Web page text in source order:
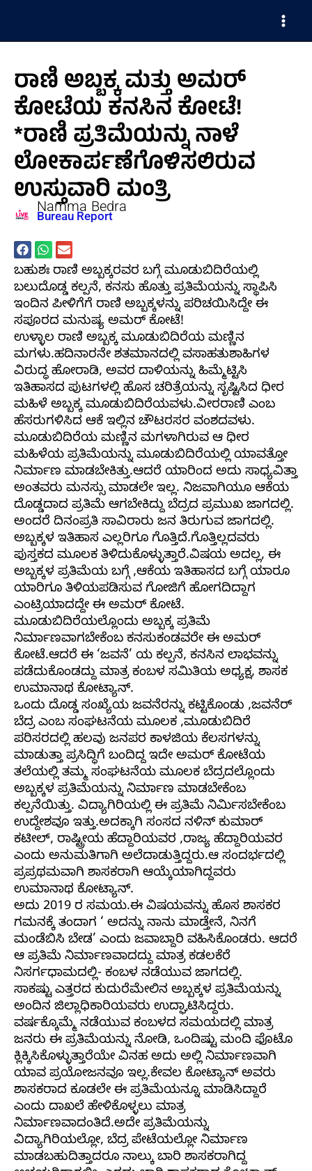
content
Main
ರಾಣಿ ಅಬ್ಬಕ್ಕ ಮತ್ತು ಅಮರ್
ಕೋಟೆಯ ಕನಸಿನ ಕೋಟೆ!
*ರಾಣಿ ಪ್ರತಿಮೆಯನ್ನು ನಾಳೆ
ಲೋಕಾರ್ಪಣೆಗೊಳಿಸಲಿರುವ
ಉಸ್ತುವಾರಿ ಮಂತ್ರಿ
Namma Bedra
Bureau Report
ಬಹುಶಃ ರಾಣಿ ಅಬ್ಬಕ್ಕರವರ ಬಗ್ಗೆ ಮೂಡುಬಿದಿರೆಯಲ್ಲಿ
ಬಲುದೊಡ್ಡ ಕಲ್ಪನೆ, ಕನಸು ಹೊತ್ತು ಪ್ರತಿಮೆಯನ್ನು ಸ್ಥಾಪಿಸಿ
ಇಂದಿನ ಪೀಳಿಗೆಗೆ ರಾಣಿ ಅಬ್ಬಕ್ಕಳನ್ನು ಪರಿಚಯಿಸಿದ್ದೇ ಈ
ಸಪೂರದ ಮನುಷ್ಯ ಅಮರ್ ಕೋಟೆ!
ಉಳ್ಳಾಲ ರಾಣಿ ಅಬ್ಬಕ್ಕ ಮೂಡುಬಿದಿರೆಯ ಮಣ್ಣಿನ
ಮಗಳು.ಹದಿನಾರನೇ ಶತಮಾನದಲ್ಲಿ ವಸಾಹತುಶಾಹಿಗಳ
ವಿರುದ್ಧ ಹೋರಾಡಿ, ಅವರ ದಾಳಿಯನ್ನು ಹಿಮ್ಮೆಟ್ಟಿಸಿ
ಇತಿಹಾಸದ ಪುಟಗಳಲ್ಲಿ ಹೊಸ ಚರಿತ್ರೆಯನ್ನು ಸೃಷ್ಟಿಸಿದ ಧೀರ
ಮಹಿಳೆ ಅಬ್ಬಕ್ಕ ಮೂಡುಬಿದಿರೆಯವಳು.ವೀರರಾಣಿ ಎಂಬ
ಹೆಸರುಗಳಿಸಿದ ಆಕೆ ಇಲ್ಲಿನ ಚೌಟರಸರ ವಂಶದವಳು.
ಮೂಡುಬಿದಿರೆಯ ಮಣ್ಣಿನ ಮಗಳಾಗಿರುವ ಆ ಧೀರ
ಮಹಿಳೆಯ ಪ್ರತಿಮೆಯನ್ನು ಮೂಡುಬಿದಿರೆಯಲ್ಲಿ ಯಾವತ್ತೋ
ನಿರ್ಮಾಣ ಮಾಡಬೇಕಿತ್ತು‌.ಆದರೆ ಯಾರಿಂದ ಅದು ಸಾಧ್ಯವಿತ್ತಾ
ಅಂತವರು ಮನಸ್ಸು ಮಾಡಲೇ ಇಲ್ಲ. ನಿಜವಾಗಿಯೂ ಆಕೆಯ
ದೊಡ್ಡದಾದ ಪ್ರತಿಮೆ ಆಗಬೇಕಿದ್ದು ಬೆದ್ರದ ಪ್ರಮುಖ ಜಾಗದಲ್ಲಿ.
ಅಂದರೆ ದಿನಂಪ್ರತಿ ಸಾವಿರಾರು ಜನ ತಿರುಗುವ ಜಾಗದಲ್ಲಿ.
ಅಬ್ಬಕ್ಕಳ ಇತಿಹಾಸ ಎಲ್ಲರಿಗೂ ಗೊತ್ತಿದೆ.ಗೊತ್ತಿಲ್ಲದವರು
ಪುಸ್ತಕದ ಮೂಲಕ ತಿಳಿದುಕೊಳ್ಳುತ್ತಾರೆ.ವಿಷಯ ಅದಲ್ಲ, ಈ
ಅಬ್ಬಕ್ಕಳ ಪ್ರತಿಮೆಯ ಬಗ್ಗೆ ,ಆಕೆಯ ಇತಿಹಾಸದ ಬಗ್ಗೆ ಯಾರೂ
ಯಾರಿಗೂ ತಿಳಿಯಪಡಿಸುವ ಗೋಜಿಗೆ ಹೋಗದಿದ್ದಾಗ
ಎಂಟ್ರಿಯಾದದ್ದೇ ಈ ಅಮರ್ ಕೋಟೆ‌.
ಮೂಡುಬಿದಿರೆಯಲ್ಲೊಂದು ಅಬ್ಬಕ್ಕ ಪ್ರತಿಮೆ
ನಿರ್ಮಾಣವಾಗಬೇಕೆಂಬ ಕನಸುಕಂಡವರೇ ಈ ಅಮರ್
ಕೋಟೆ.ಆದರೆ ಈ ‘ಜವನೆ’ ಯ ಕಲ್ಪನೆ, ಕನಸಿನ ಲಾಭವನ್ನು
ಪಡೆದುಕೊಂಡದ್ದು ಮಾತ್ರ ಕಂಬಳ ಸಮಿತಿಯ ಅಧ್ಯಕ್ಷ, ಶಾಸಕ
ಉಮಾನಾಥ ಕೋಟ್ಯಾನ್.
ಒಂದು ದೊಡ್ಡ ಸಂಖ್ಯೆಯ ಜವನೆರನ್ನು ಕಟ್ಟಿಕೊಂಡು ,ಜವನೆರ್
ಬೆದ್ರ ಎಂಬ ಸಂಘಟನೆಯ ಮೂಲಕ ,ಮೂಡುಬಿದಿರೆ
ಪರಿಸರದಲ್ಲಿ ಹಲವು ಜನಪರ ಕಾಳಜಿಯ ಕೆಲಸಗಳನ್ನು
ಮಾಡುತ್ತಾ ಪ್ರಸಿದ್ಧಿಗೆ ಬಂದಿದ್ದ ಇದೇ ಅಮರ್ ಕೋಟೆಯ
ತಲೆಯಲ್ಲಿ ತಮ್ಮ ಸಂಘಟನೆಯ ಮೂಲಕ ಬೆದ್ರದಲ್ಲೊಂದು
ಅಬ್ಬಕ್ಕಳ ಪ್ರತಿಮೆಯನ್ನು ನಿರ್ಮಾಣ ಮಾಡಬೇಕೆಂಬ
ಕಲ್ಪನೆಯಿತ್ತು. ವಿದ್ಯಾಗಿರಿಯಲ್ಲಿ ಈ ಪ್ರತಿಮೆ ನಿರ್ಮಿಸಬೇಕೆಂಬ
ಉದ್ದೇಶವೂ ಇತ್ತು.ಅದಕ್ಕಾಗಿ ಸಂಸದ ನಳಿನ್ ಕುಮಾರ್
ಕಟೀಲ್, ರಾಷ್ಟ್ರೀಯ ಹೆದ್ದಾರಿಯವರ ,ರಾಜ್ಯ ಹೆದ್ದಾರಿಯವರ
ಎಂದು ಅನುಮತಿಗಾಗಿ ಅಲೆದಾಡುತ್ತಿದ್ದರು.ಆ ಸಂದರ್ಭದಲ್ಲಿ
ಪ್ರಪ್ರಥಮವಾಗಿ ಶಾಸಕರಾಗಿ ಆಯ್ಕೆಯಾಗಿದ್ದವರು
ಉಮಾನಾಥ ಕೋಟ್ಯಾನ್.
ಅದು 2019 ರ ಸಮಯ.ಈ ವಿಷಯವನ್ನು ಹೊಸ ಶಾಸಕರ
ಗಮನಕ್ಕೆ ತಂದಾಗ ‘ ಅದನ್ನು ನಾನು ಮಾಡ್ತೇನೆ, ನಿನಗೆ
ಮಂಡೆಬಿಸಿ ಬೇಡ’ ಎಂದು ಜವಾಬ್ದಾರಿ ವಹಿಸಿಕೊಂಡರು. ಆದರೆ
ಆ ಪ್ರತಿಮೆ ನಿರ್ಮಾಣವಾದದ್ದು ಮಾತ್ರ ಕಡಲಕೆರೆ
ನಿಸರ್ಗಧಾಮದಲ್ಲಿ- ಕಂಬಳ ನಡೆಯುವ ಜಾಗದಲ್ಲಿ.
ಸಾಕಷ್ಟು ಎತ್ತರದ ಕುದುರೆಮೇಲಿನ ಅಬ್ಬಕ್ಕಳ ಪ್ರತಿಮೆಯನ್ನು
ಅಂದಿನ ಜಿಲ್ಲಾಧಿಕಾರಿಯವರು ಉದ್ಘಾಟಿಸಿದ್ದರು.
ವರ್ಷಕ್ಕೊಮ್ಮೆ ನಡೆಯುವ ಕಂಬಳದ ಸಮಯದಲ್ಲಿ ಮಾತ್ರ
ಜನರು ಈ ಪ್ರತಿಮೆಯನ್ನು ನೋಡಿ, ಒಂದಿಷ್ಟು ಮಂದಿ ಫೊಟೊ
ಕ್ಲಿಕ್ಕಿಸಿಕೊಳ್ಳುತ್ತಾರೆಯೇ ವಿನಹ ಅದು ಅಲ್ಲಿ ನಿರ್ಮಾಣವಾಗಿ
ಯಾವ ಪ್ರಯೋಜನವೂ ಇಲ್ಲ.ಕೇವಲ ಕೋಟ್ಯಾನ್ ಅವರು
ಶಾಸಕರಾದ ಕೂಡಲೇ ಈ ಪ್ರತಿಮೆಯನ್ನೂ ಮಾಡಿಸಿದ್ದಾರೆ
ಎಂದು ದಾಖಲೆ ಹೇಳಿಕೊಳ್ಳಲು ಮಾತ್ರ
ನಿರ್ಮಾಣವಾದಂತಿದೆ.ಅದೇ ಪ್ರತಿಮೆಯನ್ನು
ವಿದ್ಯಾಗಿರಿಯಲ್ಲೋ, ಬೆದ್ರ ಪೇಟೆಯಲ್ಲೋ ನಿರ್ಮಾಣ
ಮಾಡಬಹುದಿತ್ತಾದರೂ ನಾಲ್ಕು ಬಾರಿ ಶಾಸಕರಾಗಿದ್ದ